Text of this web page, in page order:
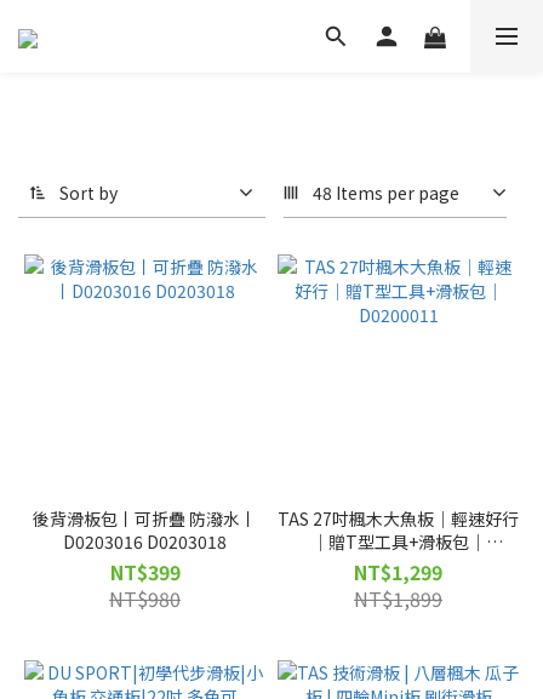
Sort by 48 Items per page
後背滑板包丨可折疊 防潑水丨
D0203016 D0203018
NT$399
NT$980
TAS 27吋楓木大魚板｜輕速好行
｜贈T型工具+滑板包｜
D0200011
NT$1,299
NT$1,899